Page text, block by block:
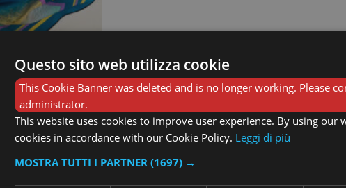
Questo sito web utilizza cookie
This Cookie Banner was deleted and is no longer working. Please
administrator.
This website uses cookies to improve user experience. By using our
cookies in accordance with our Cookie Policy. Leggi di più
MOSTRA TUTTI I PARTNER (1697) →